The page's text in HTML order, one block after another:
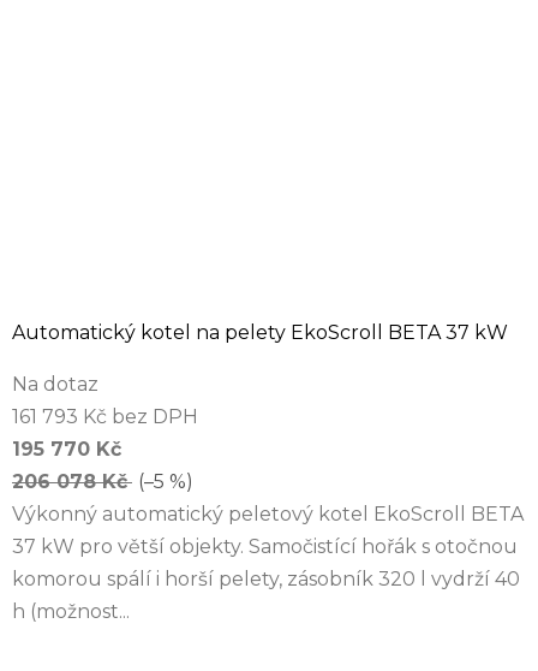
Automatický kotel na pelety EkoScroll BETA 37 kW
Na dotaz
161 793 Kč bez DPH
195 770 Kč
206 078 Kč (–5 %)
Výkonný automatický peletový kotel EkoScroll BETA
37 kW pro větší objekty. Samočistící hořák s otočnou
komorou spálí i horší pelety, zásobník 320 l vydrží 40
h (možnost...